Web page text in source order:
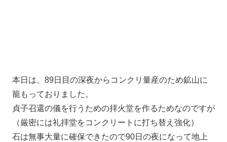
本日は、89日目の深夜からコンクリ量産のため鉱山に
籠もっておりました。
貞子召還の儀を行うための拝火堂を作るためなのですが
（厳密には礼拝堂をコンクリートに打ち替え強化）
石は無事大量に確保できたので90日の夜になって地上